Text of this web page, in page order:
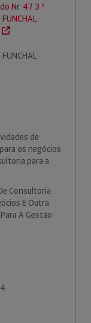
Nr. 47 3 º
de
os negócios
para a
Consultoria
E Outra
A Gestão